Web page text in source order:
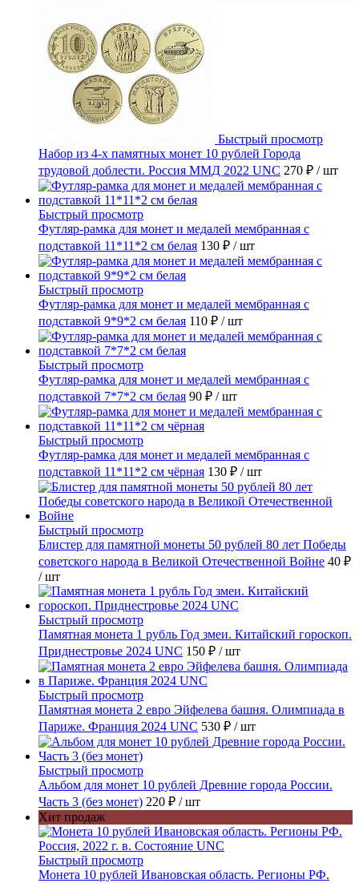
Быстрый просмотр
Набор из 4-х памятных монет 10 рублей Города
трудовой доблести. Россия ММД 2022 UNC 270 ₽ / шт
Быстрый просмотр
Футляр-рамка для монет и медалей мембранная с
подставкой 11*11*2 см белая 130 ₽ / шт
Быстрый просмотр
Футляр-рамка для монет и медалей мембранная с
подставкой 9*9*2 см белая 110 ₽ / шт
Быстрый просмотр
Футляр-рамка для монет и медалей мембранная с
подставкой 7*7*2 см белая 90 ₽ / шт
Быстрый просмотр
Футляр-рамка для монет и медалей мембранная с
подставкой 11*11*2 см чёрная 130 ₽ / шт
Быстрый просмотр
Блистер для памятной монеты 50 рублей 80 лет Победы
советского народа в Великой Отечественной Войне 40 ₽
/ шт
Быстрый просмотр
Памятная монета 1 рубль Год змеи. Китайский гороскоп.
Приднестровье 2024 UNC 150 ₽ / шт
Быстрый просмотр
Памятная монета 2 евро Эйфелева башня. Олимпиада в
Париже. Франция 2024 UNC 530 ₽ / шт
Быстрый просмотр
Альбом для монет 10 рублей Древние города России.
Часть 3 (без монет) 220 ₽ / шт
Хит продаж
Быстрый просмотр
Монета 10 рублей Ивановская область. Регионы РФ.